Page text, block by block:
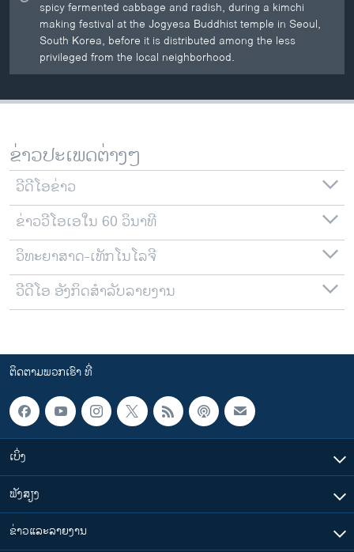
ລາຍງານ
ຕິດຕາມພວກເຮົາ ທີ່
spicy fermented cabbage and radish, during a kimchi
making festival at the Jogyesa Buddhist temple in Seoul,
South Korea, before it is distributed among the less
privileged from the local neighborhood.
ຂ່າວປະເພດຕ່າງໆ
ວີດີໂອຂ່າວ
ຂ່າວວີໂອເອໃນ 60 ວິນາທີ
ວິທະຍາສາດ-ເທັກໂນໂລຈີ
ວີດີໂອ ອັງກິດສຳລັບລາຍງານ
ຕິດຕາມພວກເຮົາ ທີ່
ເບິ່ງ
ຟັງສຽງ
ຂ່າວແລະລາຍງານ